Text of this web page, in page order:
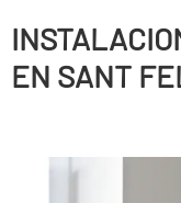
EN SANT